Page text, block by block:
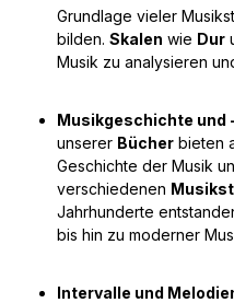
Grundlage vieler
bilden. Skalen wie Dur
Musik zu analysieren
Musikgeschichte und
unserer Bücher bieten
Geschichte der Musik
verschiedenen
Jahrhunderte
bis hin zu moderner
Intervalle und